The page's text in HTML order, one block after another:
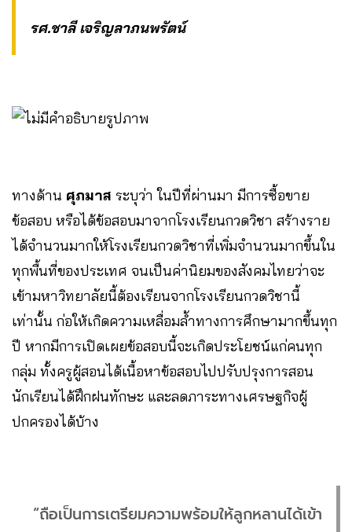
รศ.ชาลี เจริญลาภนพรัตน์
ทางด้าน ศุภมาส ระบุว่า ในปีที่ผ่านมา มีการซื้อขาย
ข้อสอบ หรือได้ข้อสอบมาจากโรงเรียนกวดวิชา สร้างราย
ได้จำนวนมากให้โรงเรียนกวดวิชาที่เพิ่มจำนวนมากขึ้นใน
ทุกพื้นที่ของประเทศ จนเป็นค่านิยมของสังคมไทยว่าจะ
เข้ามหาวิทยาลัยนี้ต้องเรียนจากโรงเรียนกวดวิชานี้
เท่านั้น ก่อให้เกิดความเหลื่อมล้ำทางการศึกษามากขึ้นทุก
ปี หากมีการเปิดเผยข้อสอบนี้จะเกิดประโยชน์แก่คนทุก
กลุ่ม ทั้งครูผู้สอนได้เนื้อหาข้อสอบไปปรับปรุงการสอน
นักเรียนได้ฝึกฝนทักษะ และลดภาระทางเศรษฐกิจผู้
ปกครองได้บ้าง
“ถือเป็นการเตรียมความพร้อมให้ลูกหลานได้เข้า